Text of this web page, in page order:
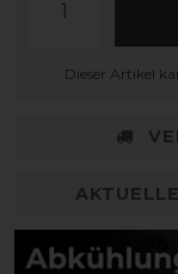
Dieser Artikel